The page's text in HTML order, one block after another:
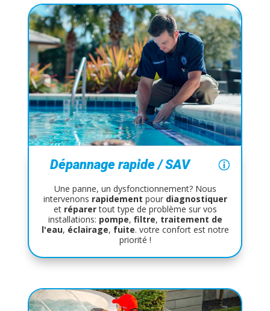
Dépannage rapide / SAV
Une panne, un dysfonctionnement? Nous
intervenons rapidement pour diagnostiquer
et réparertout type de problème sur vos
installations: pompe, filtre, traitement de
l'eau, éclairage, fuite. votre confort est notre
priorité !